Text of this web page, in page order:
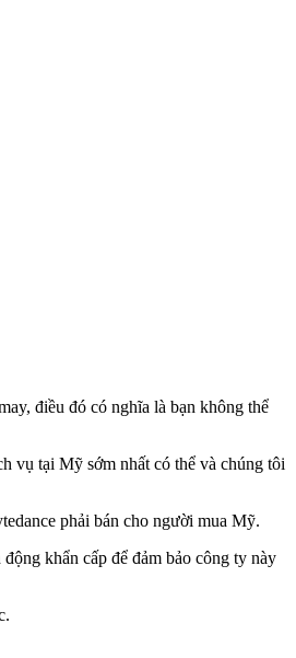
điều đó có nghĩa là bạn không thể
vụ tại Mỹ sớm nhất có thể và chúng tôi
phải bán cho người mua Mỹ.
khẩn cấp để đảm bảo công ty này